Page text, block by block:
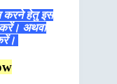
करने हेतु इस
अथवा